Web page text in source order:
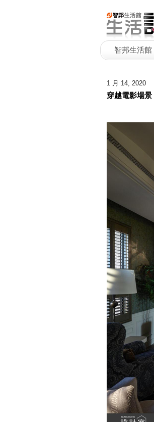
智邦生活館
1 月 14, 2020
穿越電影場